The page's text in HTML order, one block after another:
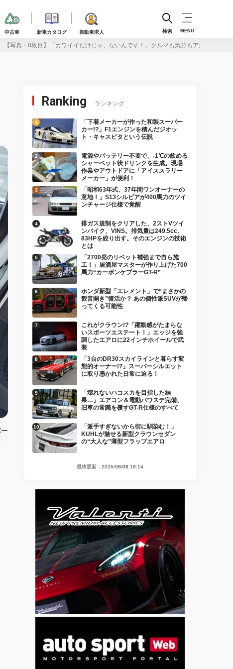
中古車 新車カタログ 自動車求人 検索 MENU
【写真・8枚目】「カワイイだけじゃ、ないんです！」クルマも気分もアガる、グッ
Ranking ランキング
「下着メーカーが作った和製スーパー
カー!?」F1エンジンを積んだジオッ
ト・キャスピタという伝説
電源やバッテリー不要で、-1℃の飲める
シャーベット状ドリンクを生成。現場
作業やアウトドアに「アイススラリー
メーカー」が便利！
「昭和63年式、37年間ワンオーナーの
意地！」S13シルビアが400馬力のツイ
ンチャージ仕様で覚醒
排ガス規制をクリアした、2ストVツイ
ンバイク、VINS。排気量は249.5cc、
83HPを絞り出す。そのエンジンの技術
とは
「2700発のリベット補強まで自ら施
工！」居酒屋マスターが作り上げた700
馬力“カーボンケブラーGT-R”
ホンダ新型「エレメント」で“まさかの
観音開き”復活か？ あの個性派SUVが帰
ってくる可能性
これがクラウン!?「躍動感がたまらな
いスポーツエステート！」エッジを強
調したエアロに22インチホイールで武
装
「3台のDR30スカイラインと暮らす変
態的オーナー!?」スーパーシルエット
に取り憑かれた日常に迫る！
「壊れないハコスカを目指した結
果…」エアコン＆電動パワステ完備、
旧車の常識を覆すGT-R仕様のすべて
「派手すぎないから街に馴染む！」
KUHLが魅せる新型クラウンセダン
の“大人な”薄型フラップエアロ
最終更新：2026/08/08 18:14